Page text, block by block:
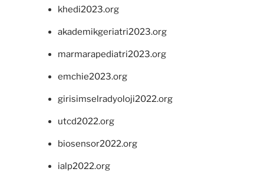
khedi2023.org
akademikgeriatri2023.org
marmarapediatri2023.org
emchie2023.org
girisimselradyoloji2022.org
utcd2022.org
biosensor2022.org
ialp2022.org